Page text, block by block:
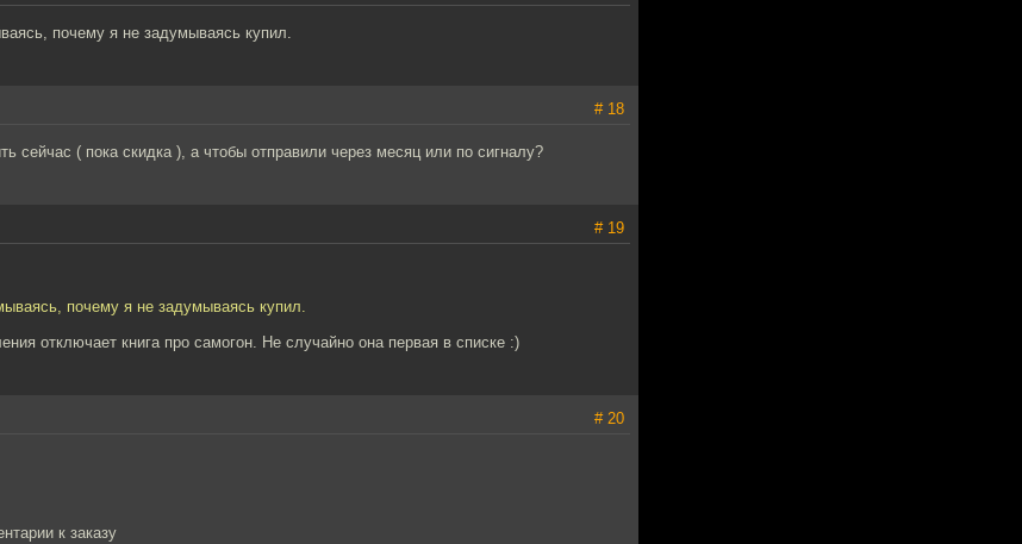
почему я не задумываясь купил.
# 18
сейчас ( пока скидка ), а чтобы отправили через месяц или по сигналу?
# 19
почему я не задумываясь купил.
отключает книга про самогон. Не случайно она первая в списке :)
# 20
к заказу